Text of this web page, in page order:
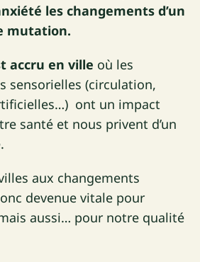
les changements d’un
mutation.
accru en ville où les
sensorielles (circulation,
ont un impact
santé et nous privent d’un
aux changements
devenue vitale pour
aussi… pour notre qualité